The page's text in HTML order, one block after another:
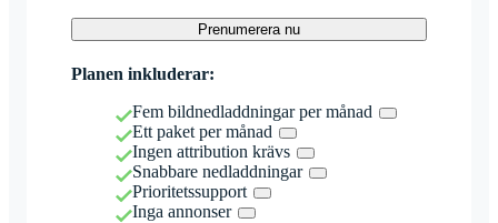
Prenumerera nu
Planen inkluderar:
Fem bildnedladdningar per månad
Ett paket per månad
Ingen attribution krävs
Snabbare nedladdningar
Prioritetssupport
Inga annonser